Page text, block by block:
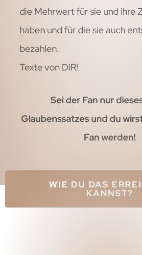
die Mehrwert für sie und ihre
haben und für die sie auch
bezahlen.
Texte von DIR!
Sei der Fan nur
Glaubenssatzes und du
Fan werden!
WIE DU DAS
KANNST?